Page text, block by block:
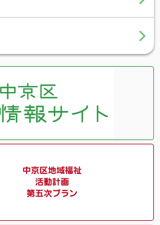
中京区地域福祉
活動計画
第五次プラン